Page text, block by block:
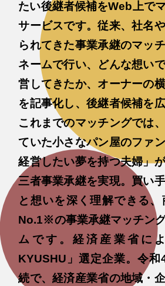
たい後継者候補をWeb上で
サービスです。従来、社名
られてきた事業承継のマッ
ネームで行い、どんな想い
営してきたか、オーナーの
を記事化し、後継者候補を
これまでのマッチングでは
ていた小さなパン屋のファ
経営したい夢を持つ夫婦」
三者事業承継を実現。買い
と想いを深く理解できる
No.1※の事業承継マッチン
ムです。経済産業省に
KYUSHU」選定企業。令
続で、経済産業省の地域・